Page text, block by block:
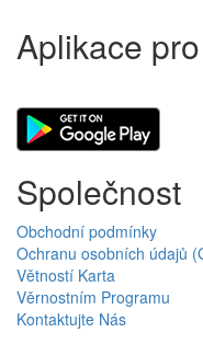
Aplikace
Společnost
Obchodní podmínky
Ochranu osobních údajů
Větností Karta
Věrnostním Programu
Kontaktujte Nás